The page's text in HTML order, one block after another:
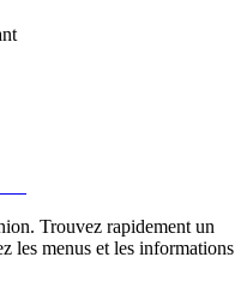
Trouvez rapidement un
les menus et les informations